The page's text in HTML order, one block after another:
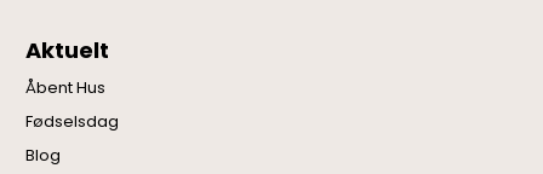
Aktuelt
Åbent Hus
Fødselsdag
Blog